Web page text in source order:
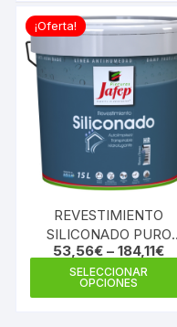
¡Oferta!
REVESTIMIENTO
SILICONADO PURO
CON CONSERVANTE
ANTIMOHO
53,56€ –184,11€
SELECCIONAR
OPCIONES